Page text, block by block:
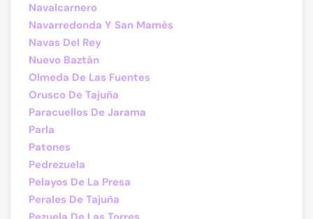
Navalcarnero
Navarredonda Y San Mamés
Navas Del Rey
Nuevo Baztán
Olmeda De Las Fuentes
Orusco De Tajuña
Paracuellos De Jarama
Parla
Patones
Pedrezuela
Pelayos De La Presa
Perales De Tajuña